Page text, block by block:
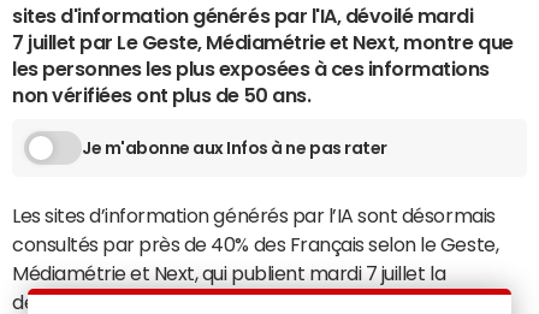
sites d'information générés par l'IA, dévoilé mardi
7 juillet par Le Geste, Médiamétrie et Next, montre que
les personnes les plus exposées à ces informations
non vérifiées ont plus de 50 ans.
Je m'abonne aux Infos à ne pas rater
Les sites d’information générés par l’IA sont désormais
consultés par près de 40% des Français selon le Geste,
Médiamétrie et Next, qui publient mardi 7 juillet la
deuxième édition de leur observatoire consacré aux